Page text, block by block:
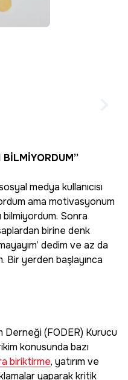
ile ilgili
Dava
BİLMİYORDUM”
medya kullanıcısı
ama motivasyonum
bilmiyordum. Sonra
birine denk
dedim ve az da
Bir yerden başlayınca
Derneği (FODER) Kurucu
konusunda bazı
biriktirme, yatırım ve
yaparak kritik